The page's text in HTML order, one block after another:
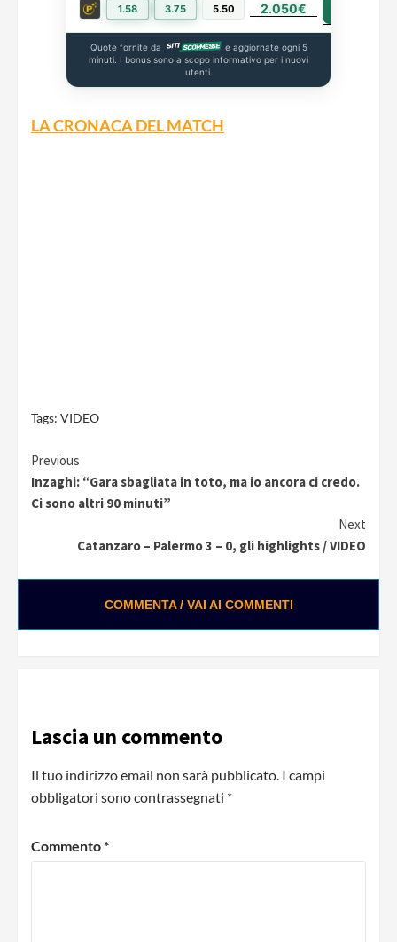
1.58 3.75 5.50 2.050€
Quote fornite da
e aggiornate ogni 5
minuti. I bonus sono a scopo informativo per i nuovi
utenti.
LA CRONACA DEL MATCH
Tags: VIDEO
Continue
Reading
Previous
Inzaghi: “Gara sbagliata in toto, ma io ancora ci credo.
Ci sono altri 90 minuti”
Next
Catanzaro – Palermo 3 – 0, gli highlights / VIDEO
COMMENTA / VAI AI COMMENTI
Lascia un commento
Il tuo indirizzo email non sarà pubblicato. I campi
obbligatori sono contrassegnati *
Commento*